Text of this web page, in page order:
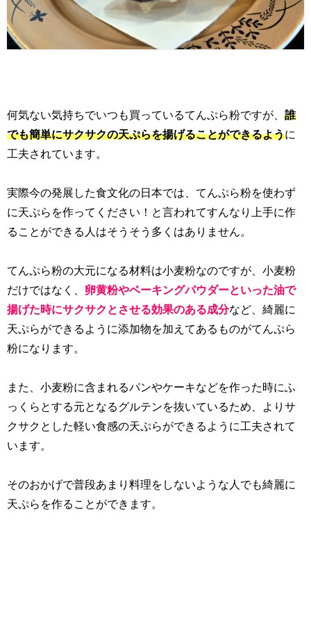
何気ない気持ちでいつも買っているてんぷら粉ですが、 誰
でも簡単にサクサクの天ぷらを揚げることができるように
工夫されています。
実際今の発展した食文化の日本では、てんぷら粉を使わず
に天ぷらを作ってください！と言われてすんなり上手に作
ることができる人はそうそう多くはありません。
てんぷら粉の大元になる材料は小麦粉なのですが、小麦粉
だけではなく、 卵黄粉やベーキングパウダーといった油で
揚げた時にサクサクとさせる効果のある成分など、綺麗に
天ぷらができるように添加物を加えてあるものがてんぷら
粉になります。
また、小麦粉に含まれるパンやケーキなどを作った時にふ
っくらとする元となるグルテンを抜いているため、よりサ
クサクとした軽い食感の天ぷらができるように工夫されて
います。
そのおかげで普段あまり料理をしないような人でも綺麗に
天ぷらを作ることができます。